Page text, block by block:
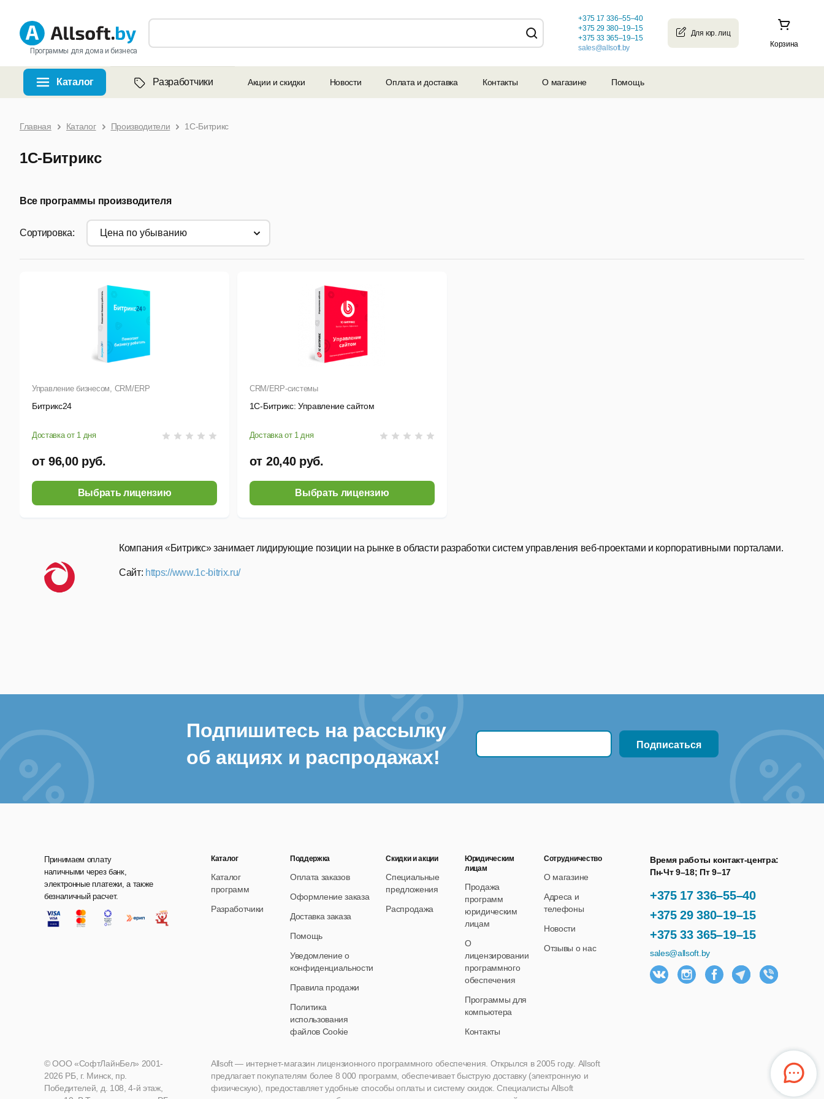
Программы для дома и бизнеса
Корзина
+375 17 336–55–40
+375 29 380–19–15
+375 33 365–19–15
sales@allsoft.by
Каталог Разработчики Акции и скидки Новости Оплата и доставка Контакты О магазине Помощь
Главная Каталог Производители 1С-Битрикс
1С-Битрикс
Все программы производителя
Сортировка: цена по убыванию
Управление бизнесом, CRM/ERP
Битрикс24
Доставка от 1 дня
от 96,00 руб.
Выбрать лицензию
CRM/ERP-системы
1С-Битрикс: Управление сайтом
Доставка от 1 дня
от 20,40 руб.
Выбрать лицензию
Компания«Битрикс»занимает лидирующие позиции на рынке в области разработки систем управления веб-проектами и корпоративными порталами.
Сайт: https://www.1c-bitrix.ru/
Подпишитесь на рассылку
об акциях и распродажах!
Принимаем оплату
наличными через банк,
электронные платежи, а также
безналичный расчет.
+375 17 336–55–40
+375 29 380–19–15
+375 33 365–19–15
Время работы контакт-центра:
Пн-Чт 9–18; Пт 9–17
sales@allsoft.by
Каталог
Каталог
программ
Разработчики
Поддержка
Оплата заказов
Оформление заказа
Доставка заказа
Помощь
Уведомление о
конфиденциальности
Правила продажи
Политика
использования
файлов Cookie
Скидки и акции
Специальные
предложения
Распродажа
Юридическим
лицам
Продажа
программ
юридическим
лицам
О
лицензировании
программного
обеспечения
Программы для
компьютера
Контакты
Сотрудничество
О магазине
Адреса и
телефоны
Новости
Отзывы о нас
Allsoft — интернет-магазин лицензионного программного обеспечения. Открылся в 2005 году. Allsoft
предлагает покупателям более 8 000 программ, обеспечивает быструю доставку (электронную и
физическую), предоставляет удобные способы оплаты и систему скидок. Специалисты Allsoft
© ООО «СофтЛайнБел» 2001-
2026 РБ, г. Минск, пр.
Победителей, д. 108, 4-й этаж,